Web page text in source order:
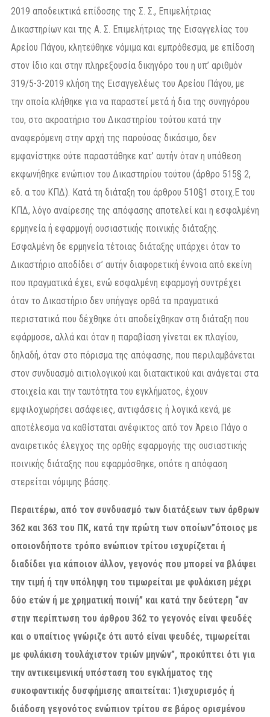
2019 αποδεικτικά επίδοσης της Σ. Σ., Επιμελήτριας
Δικαστηρίων και της Α. Σ. Επιμελήτριας της Εισαγγελίας του
Αρείου Πάγου, κλητεύθηκε νόμιμα και εμπρόθεσμα, με επίδοση
στον ίδιο και στην πληρεξουσία δικηγόρο του η υπ’ αριθμόν
319/5-3-2019 κλήση της Εισαγγελέως του Αρείου Πάγου, με
την οποία κλήθηκε για να παραστεί μετά ή δια της συνηγόρου
του, στο ακροατήριο του Δικαστηρίου τούτου κατά την
αναφερόμενη στην αρχή της παρούσας δικάσιμο, δεν
εμφανίστηκε ούτε παραστάθηκε κατ’ αυτήν όταν η υπόθεση
εκφωνήθηκε ενώπιον του Δικαστηρίου τούτου (άρθρο 515§ 2,
εδ. α του ΚΠΔ). Κατά τη διάταξη του άρθρου 510§1 στοιχ.Ε του
ΚΠΔ, λόγο αναίρεσης της απόφασης αποτελεί και η εσφαλμένη
ερμηνεία ή εφαρμογή ουσιαστικής ποινικής διάταξης.
Εσφαλμένη δε ερμηνεία τέτοιας διάταξης υπάρχει όταν το
Δικαστήριο αποδίδει σ’ αυτήν διαφορετική έννοια από εκείνη
που πραγματικά έχει, ενώ εσφαλμένη εφαρμογή συντρέχει
όταν το Δικαστήριο δεν υπήγαγε ορθά τα πραγματικά
περιστατικά που δέχθηκε ότι αποδείχθηκαν στη διάταξη που
εφάρμοσε, αλλά και όταν η παραβίαση γίνεται εκ πλαγίου,
δηλαδή, όταν στο πόρισμα της απόφασης, που περιλαμβάνεται
στον συνδυασμό αιτιολογικού και διατακτικού και ανάγεται στα
στοιχεία και την ταυτότητα του εγκλήματος, έχουν
εμφιλοχωρήσει ασάφειες, αντιφάσεις ή λογικά κενά, με
αποτέλεσμα να καθίσταται ανέφικτος από τον Άρειο Πάγο ο
αναιρετικός έλεγχος της ορθής εφαρμογής της ουσιαστικής
ποινικής διάταξης που εφαρμόσθηκε, οπότε η απόφαση
στερείται νόμιμης βάσης.
Περαιτέρω, από τον συνδυασμό των διατάξεων των άρθρων
362 και 363 του ΠΚ, κατά την πρώτη των οποίων”όποιος με
οποιονδήποτε τρόπο ενώπιον τρίτου ισχυρίζεται ή
διαδίδει για κάποιον άλλον, γεγονός που μπορεί να βλάψει
την τιμή ή την υπόληψη του τιμωρείται με φυλάκιση μέχρι
δύο ετών ή με χρηματική ποινή” και κατά την δεύτερη “αν
στην περίπτωση του άρθρου 362 το γεγονός είναι ψευδές
και ο υπαίτιος γνώριζε ότι αυτό είναι ψευδές, τιμωρείται
με φυλάκιση τουλάχιστον τριών μηνών”, προκύπτει ότι για
την αντικειμενική υπόσταση του εγκλήματος της
συκοφαντικής δυσφήμισης απαιτείται: 1)ισχυρισμός ή
διάδοση γεγονότος ενώπιον τρίτου σε βάρος ορισμένου